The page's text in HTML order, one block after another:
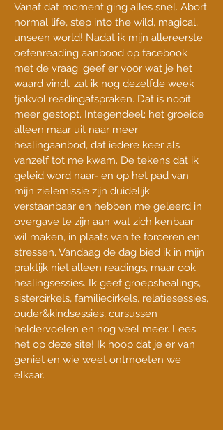
Vanaf dat moment ging alles snel. Abort
normal life, step into the wild, magical,
unseen world! Nadat ik mijn allereerste
oefenreading aanbood op facebook
met de vraag ‘geef er voor wat je het
waard vindt’ zat ik nog dezelfde week
tjokvol readingafspraken. Dat is nooit
meer gestopt. Integendeel; het groeide
alleen maar uit naar meer
healingaanbod, dat iedere keer als
vanzelf tot me kwam. De tekens dat ik
geleid word naar- en op het pad van
mijn zielemissie zijn duidelijk
verstaanbaar en hebben me geleerd in
overgave te zijn aan wat zich kenbaar
wil maken, in plaats van te forceren en
stressen. Vandaag de dag bied ik in mijn
praktijk niet alleen readings, maar ook
healingsessies. Ik geef groepshealings,
sistercirkels, familiecirkels, relatiesessies,
ouder&kindsessies, cursussen
heldervoelen en nog veel meer. Lees
het op deze site! Ik hoop dat je er van
geniet en wie weet ontmoeten we
elkaar.